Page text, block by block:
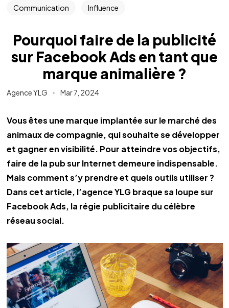
Communication Influence
Pourquoi faire de la publicité
sur Facebook Ads en tant que
marque animalière ?
Agence YLG Mar 7, 2024
Vous êtes une marque implantée sur le marché des
animaux de compagnie, qui souhaite se développer
et gagner en visibilité. Pour atteindre vos objectifs,
faire de la pub sur Internet demeure indispensable.
Mais comment s’y prendre et quels outils utiliser ?
Dans cet article, l’agence YLG braque sa loupe sur
Facebook Ads, la régie publicitaire du célèbre
réseau social.